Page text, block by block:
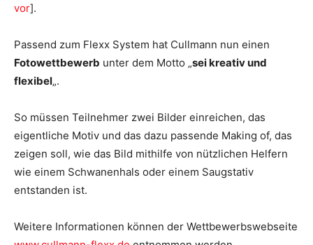
vor].
Passend zum Flexx System hat Cullmann nun einen
Fotowettbewerb unter dem Motto „sei kreativ und
flexibel„.
So müssen Teilnehmer zwei Bilder einreichen, das
eigentliche Motiv und das dazu passende Making of, das
zeigen soll, wie das Bild mithilfe von nützlichen Helfern
wie einem Schwanenhals oder einem Saugstativ
entstanden ist.
Weitere Informationen können der Wettbewerbswebseite